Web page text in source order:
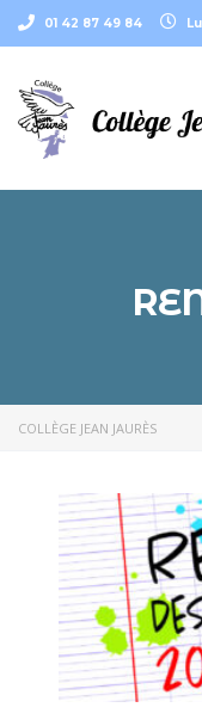
01 42 87 49 84
COLLÈGE JEAN JAURÈS